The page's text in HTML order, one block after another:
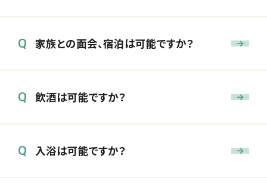
Q 家族との面会、宿泊は可能ですか？
Q 飲酒は可能ですか？
Q 入浴は可能ですか？